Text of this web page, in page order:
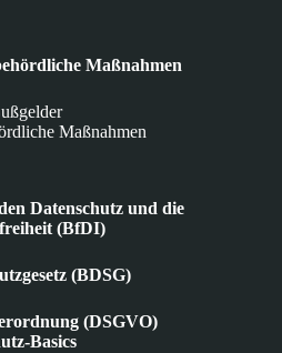
Maßnahmen
Maßnahmen
Datenschutz und die
(BfDI)
(BDSG)
(DSGVO)
Basics